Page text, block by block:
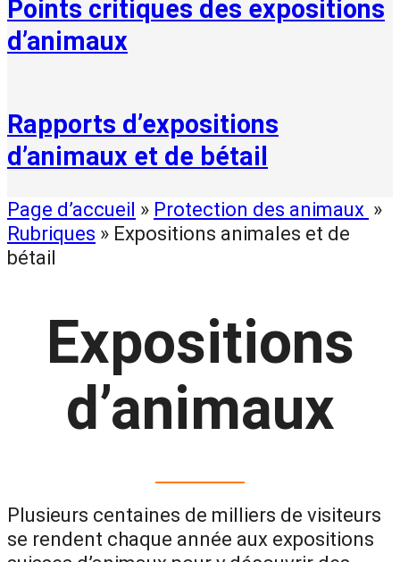
Points critiques des expositions
d’animaux
Rapports d’expositions
d’animaux et de bétail
Page d’accueil » Protection des animaux »
Rubriques » Expositions animales et de
bétail
Expositions
d’animaux
Plusieurs centaines de milliers de visiteurs
se rendent chaque année aux expositions